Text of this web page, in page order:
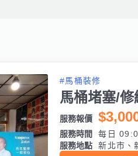
#馬桶裝修
馬桶堵塞/修
服務報價
服務時間
每日
服務地點
新北市、